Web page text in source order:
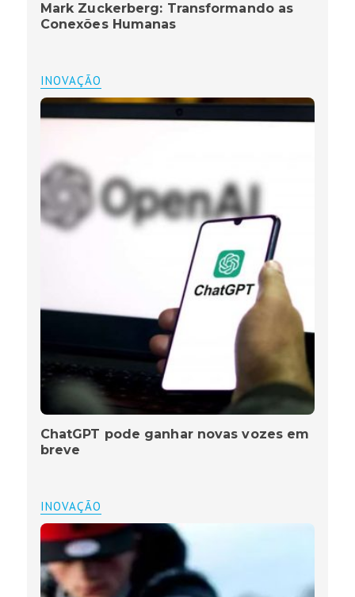
Mark Zuckerberg: Transformando as
Conexões Humanas
INOVAÇÃO
ChatGPT pode ganhar novas vozes em
breve
INOVAÇÃO